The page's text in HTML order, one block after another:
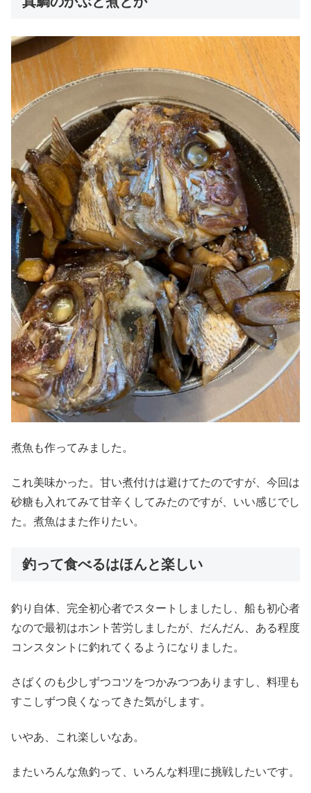
煮魚も作ってみました。
これ美味かった。甘い煮付けは避けてたのですが、今回は
砂糖も入れてみて甘辛くしてみたのですが、いい感じでし
た。煮魚はまた作りたい。
釣って食べるはほんと楽しい
釣り自体、完全初心者でスタートしましたし、船も初心者
なので最初はホント苦労しましたが、だんだん、ある程度
コンスタントに釣れてくるようになりました。
さばくのも少しずつコツをつかみつつありますし、料理も
すこしずつ良くなってきた気がします。
いやあ、これ楽しいなあ。
またいろんな魚釣って、いろんな料理に挑戦したいです。